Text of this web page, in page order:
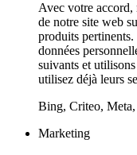
Avec votre accord,
de notre site web
produits
données
suivants et
utilisez déjà leurs
Bing, Criteo,
Marketing